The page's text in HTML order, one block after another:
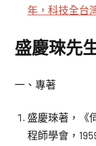
年，科技全台
盛慶琜先
一、專著
盛慶琜著，《
程師學會，